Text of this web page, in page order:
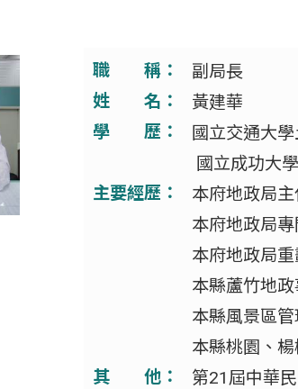
職 稱：
副局長
姓 名：
黃建華
學 歷：
國立交通大
國立成功大
主要經歷：
本府地政局
本府地政局專
本府地政局
本縣蘆竹地
本縣風景區
本縣桃園、
其 他：
第21屆中華